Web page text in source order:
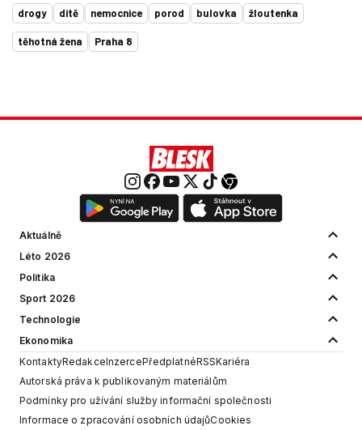
drogy dítě nemocnice porod bulovka žloutenka
těhotná žena Praha 8
Aktuálně
Léto 2026
Politika
Sport 2026
Technologie
Ekonomika
KontaktyRedakceInzercePředplatnéRSSKariéra
Autorská práva k publikovaným materiálům
Podmínky pro užívání služby informační společnosti
Informace o zpracování osobních údajůCookies